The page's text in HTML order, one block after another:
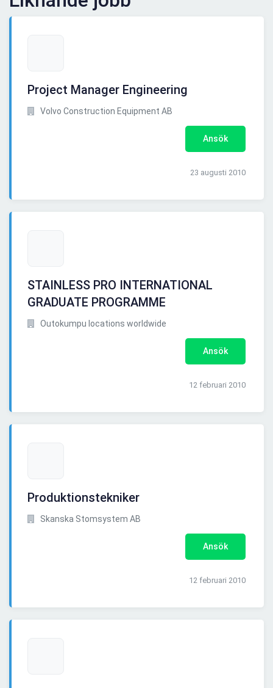
Project Manager Engineering
Volvo Construction Equipment AB
Ansök
23 augusti 2010
STAINLESS PRO INTERNATIONAL
GRADUATE PROGRAMME
Outokumpu locations worldwide
Ansök
12 februari 2010
Produktionstekniker
Skanska Stomsystem AB
Ansök
12 februari 2010